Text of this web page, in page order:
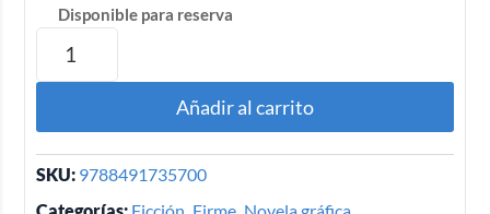
Disponible para reserva
Añadir al carrito
SKU: 9788491735700
Categorías: Ficción, Firme, Novela gráfica